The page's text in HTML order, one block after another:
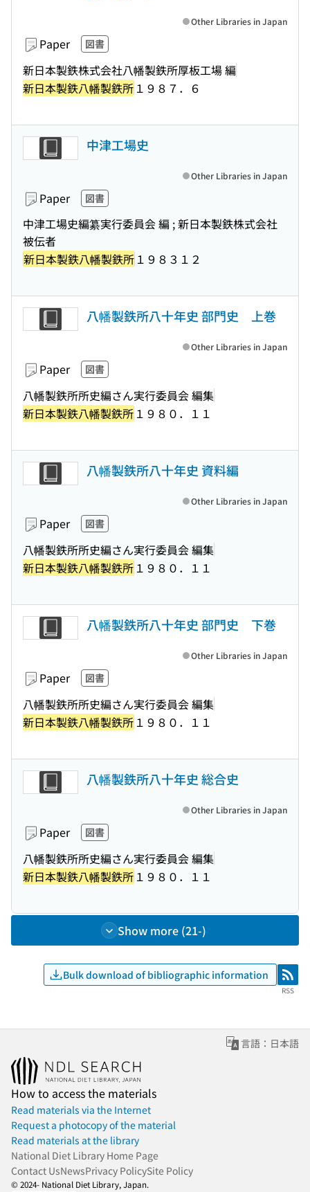
Paper 図書
新日本製鉄株式会社八幡製鉄所厚板工場 編
新日本製鉄八幡製鉄所 １９８７．６
Other Libraries in Japan
中津工場史
Paper 図書
中津工場史編纂実行委員会 編 ; 新日本製鉄株式会社
被伝者
新日本製鉄八幡製鉄所 １９８３１２
Other Libraries in Japan
八幡製鉄所八十年史 部門史 上巻
Paper 図書
八幡製鉄所所史編さん実行委員会 編集
新日本製鉄八幡製鉄所 １９８０．１１
Other Libraries in Japan
八幡製鉄所八十年史 資料編
Paper 図書
八幡製鉄所所史編さん実行委員会 編集
新日本製鉄八幡製鉄所 １９８０．１１
Other Libraries in Japan
八幡製鉄所八十年史 部門史 下巻
Paper 図書
八幡製鉄所所史編さん実行委員会 編集
新日本製鉄八幡製鉄所 １９８０．１１
Other Libraries in Japan
八幡製鉄所八十年史 総合史
Paper 図書
八幡製鉄所所史編さん実行委員会 編集
新日本製鉄八幡製鉄所 １９８０．１１
Other Libraries in Japan
Show more (21-)
Bulk download of bibliographic information RSS
RSS
言語：日本語
How to access the materials
Read materials via the Internet
Request a photocopy of the material
Read materials at the library
National Diet Library Home Page
Contact UsNewsPrivacy PolicySite Policy
© 2024- National Diet Library, Japan.